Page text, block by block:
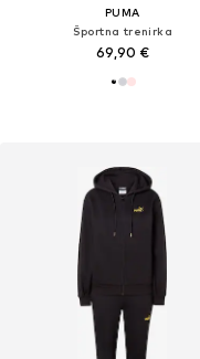
PUMA
Športna trenirka
69,90 €